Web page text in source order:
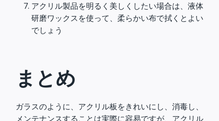
アクリル製品を明るく美しくしたい場合は、液体
研磨ワックスを使って、柔らかい布で拭くとよい
でしょう
まとめ
ガラスのように、アクリル板をきれいにし、消毒し、
メンテナンスすることは実際に容易ですが、アクリル